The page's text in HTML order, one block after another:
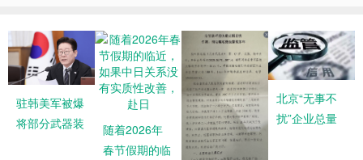
驻韩美军被爆
将部分武器装
随着2026年
春节假期的临
北京“无事不
扰”企业总量